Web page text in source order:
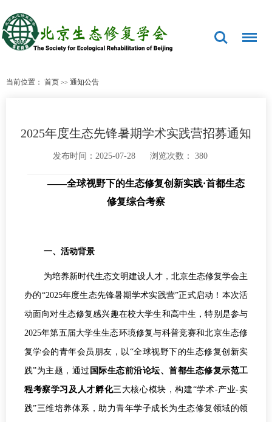
当前位置： 首页 >> 通知公告
2025年度生态先锋暑期学术实践营招募通知
发布时间：2025-07-28 浏览次数： 380
——全球视野下的生态修复创新实践·首都生态
修复综合考察
一、活动背景
为培养新时代生态文明建设人才，北京生态修复学会主
办的“2025年度生态先锋暑期学术实践营”正式启动！本次活
动面向对生态修复感兴趣在校大学生和高中生，特别是参与
2025年第五届大学生生态环境修复与科普竞赛和北京生态修
复学会的青年会员朋友，以“全球视野下的生态修复创新实
践”为主题，通过 国际生态前沿论坛、首都生态修复示范工
程考察学习及人才孵化三大核心模块，构建“学术-产业-实
践”三维培养体系，助力青年学子成长为生态修复领域的领